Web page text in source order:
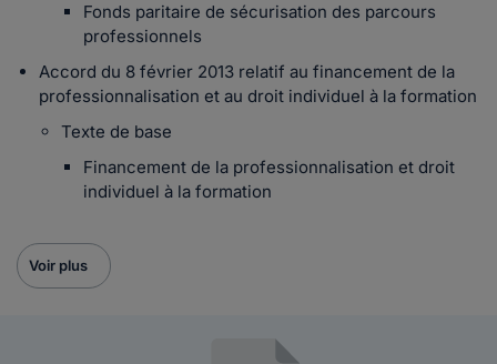
Fonds paritaire de sécurisation des parcours
professionnels
Accord du 8 février 2013 relatif au financement de la
professionnalisation et au droit individuel à la formation
Texte de base
Financement de la professionnalisation et droit
individuel à la formation
Voir plus